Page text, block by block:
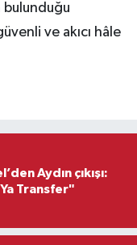
bulunduğu
ve akıcı hâle
Aydın çıkışı:
Transfer"